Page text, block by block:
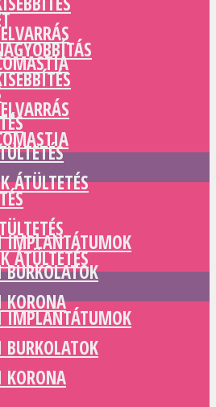
ÁTÜLTETÉS
IMPLANTÁTUMOK
KORONA
ÁTÜLTETÉS
IMPLANTÁTUMOK
KORONA